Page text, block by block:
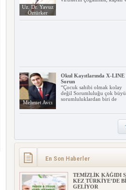
Uz. Dr. Yavuz
Öztürker
Mehmet Avcı
Okul Kayıtlarında X-LINE
Sorun
“Çocuk sahibi olmak kolay
değil Sorumluluğu çok
sorumluluklardan biri de
En Son Haberler
ŞEFFAFLIK
hedeflerine
TEMİZLİK KÂĞIDI
KEZ TÜRKİYE’DE
GELİYOR